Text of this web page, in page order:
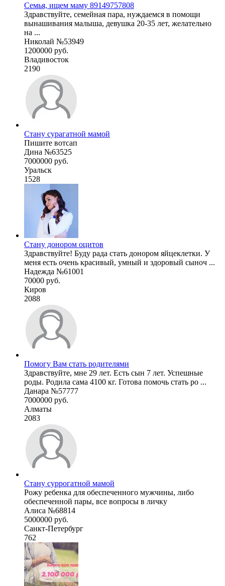
Семья, ищем маму 89149757808
Здравствуйте, семейная пара, нуждаемся в помощи
вынашивания малыша, девушка 20-35 лет, желательно
на ...
Николай №53949
1200000 руб.
Владивосток
2190
Стану сурагатной мамой
Пишите вотсап
Дина №63525
7000000 руб.
Уральск
1528
Стану донором оцитов
Здравствуйте! Буду рада стать донором яйцеклетки. У
меня есть очень красивый, умный и здоровый сыноч ...
Надежда №61001
70000 руб.
Киров
2088
Помогу Вам стать родителями
Здравствуйте, мне 29 лет. Есть сын 7 лет. Успешные
роды. Родила сама 4100 кг. Готова помочь стать ро ...
Данара №57777
7000000 руб.
Алматы
2083
Стану суррогатной мамой
Рожу ребенка для обеспеченного мужчины, либо
обеспеченной пары, все вопросы в личку
Алиса №68814
5000000 руб.
Санкт-Петербург
762